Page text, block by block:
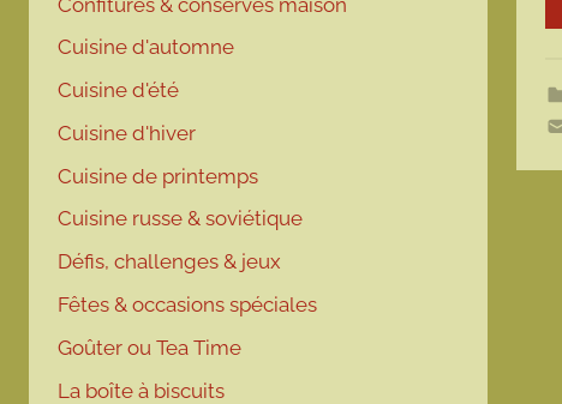
Cuisine d'automne
Cuisine d'été
Cuisine d'hiver
Cuisine de printemps
Cuisine russe & soviétique
Défis, challenges & jeux
Fêtes & occasions spéciales
Goûter ou Tea Time
La boîte à biscuits